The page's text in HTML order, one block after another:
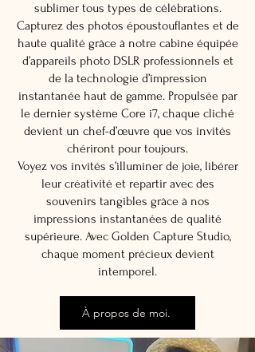
sublimer tous types de célébrations.
Capturez des photos époustouflantes et de
haute qualité grâce à notre cabine équipée
d’appareils photo DSLR professionnels et
de la technologie d’impression
instantanée haut de gamme. Propulsée par
le dernier système Core i7, chaque cliché
devient un chef-d’œuvre que vos invités
chériront pour toujours.
Voyez vos invités s’illuminer de joie, libérer
leur créativité et repartir avec des
souvenirs tangibles grâce à nos
impressions instantanées de qualité
supérieure. Avec Golden Capture Studio,
chaque moment précieux devient
intemporel.
À propos de moi.